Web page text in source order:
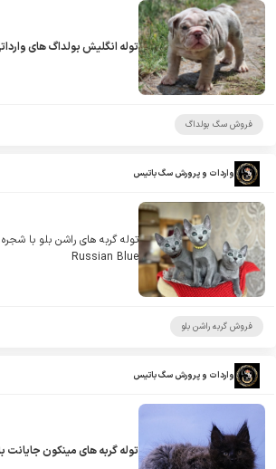
توله انگلیش بولداگ های
فروش سگ بولداگ
واردات و پرورش سگ باتیس
توله گربه های راشن بلو با
Russian Blue
فروش گربه راشن بلو
واردات و پرورش سگ باتیس
توله گربه های مینکون جایانت